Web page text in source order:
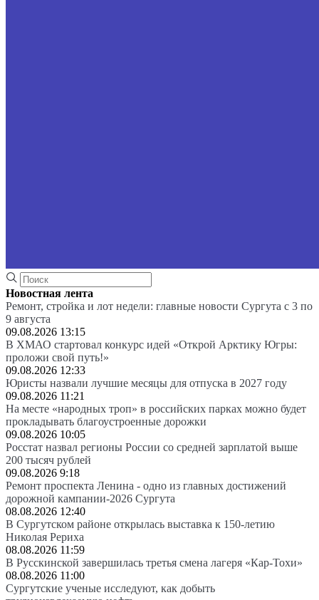
Новостная лента
Ремонт, стройка и лот недели: главные новости Сургута с 3 по
9 августа
09.08.2026 13:15
В ХМАО стартовал конкурс идей «Открой Арктику Югры:
проложи свой путь!»
09.08.2026 12:33
Юристы назвали лучшие месяцы для отпуска в 2027 году
09.08.2026 11:21
На месте «народных троп» в российских парках можно будет
прокладывать благоустроенные дорожки
09.08.2026 10:05
Росстат назвал регионы России со средней зарплатой выше
200 тысяч рублей
09.08.2026 9:18
Ремонт проспекта Ленина - одно из главных достижений
дорожной кампании-2026 Сургута
08.08.2026 12:40
В Сургутском районе открылась выставка к 150-летию
Николая Рериха
08.08.2026 11:59
В Русскинской завершилась третья смена лагеря «Кар-Тохи»
08.08.2026 11:00
Сургутские ученые исследуют, как добыть